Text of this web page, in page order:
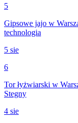
5
Gipsowe jajo w
technologia
5 sie
6
Tor łyżwiarski w
Stegny
4 sie